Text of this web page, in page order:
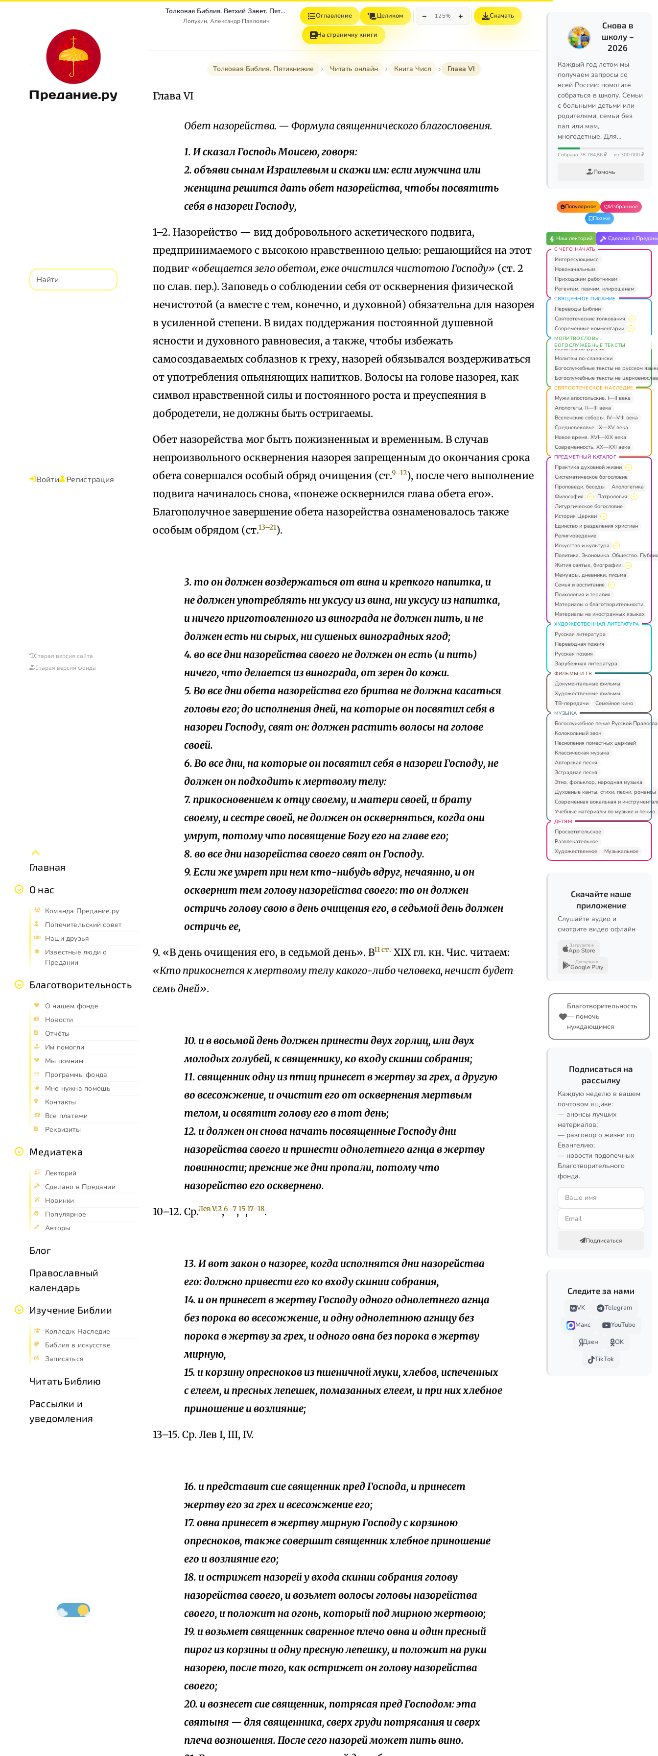
Предание.ру
Войти Регистрация
Старая версия сайта
Старая версия фонда
Главная
О нас
Команда Предание.ру
Попечительский совет
Наши друзья
Известные люди о
Предании
Благотворительность
О нашем фонде
Новости
Отчёты
Им помогли
Мы помним
Программы фонда
Мне нужна помощь
Контакты
Все платежи
Реквизиты
Медиатека
Лекторий
Сделано в Предании
Новинки
Популярное
Авторы
Блог
Православный
календарь
Изучение Библии
Колледж Наследие
Библия в искусстве
Записаться
Читать Библию
Рассылки и
уведомления
Толковая Библия. Ветхий Завет. Пятикнижие.
Лопухин, Александр Павлович
Оглавление Целиком − 125% + Скачать
На страничку книги
Толковая Библия. Пятикнижие Читать онлайн Книга Числ Глава VI
Глава VI
Обет назорейства. — Формула священнического благословения.
1. И сказал Господь Моисею, говоря:
2. объяви сынам Израилевым и скажи им: если мужчина или
женщина решится дать обет назорейства, чтобы посвятить
себя в назореи Господу,
1–2. Назорейство — вид добровольного аскетического подвига,
предпринимаемого с высокою нравственною целью: решающийся на этот
подвиг «обещается зело обетом, еже очистился чистотою Господу» (ст. 2
по слав. пер.). Заповедь о соблюдении себя от осквернения физической
нечистотой (а вместе с тем, конечно, и духовной) обязательна для назорея
в усиленной степени. В видах поддержания постоянной душевной
ясности и духовного равновесия, а также, чтобы избежать
самосоздаваемых соблазнов к греху, назорей обязывался воздерживаться
от употребления опьяняющих напитков. Волосы на голове назорея, как
символ нравственной силы и постоянного роста и преуспеяния в
добродетели, не должны быть остригаемы.
Обет назорейства мог быть пожизненным и временным. В случав
непроизвольного осквернения назорея запрещенным до окончания срока
обета совершался особый обряд очищения (ст.9–12), после чего выполнение
подвига начиналось снова, «понеже осквернился глава обета его».
Благополучное завершение обета назорейства ознаменовалось также
особым обрядом (ст.13–21).
3. то он должен воздержаться от вина и крепкого напитка, и
не должен употреблять ни уксусу из вина, ни уксусу из напитка,
и ничего приготовленного из винограда не должен пить, и не
должен есть ни сырых, ни сушеных виноградных ягод;
4. во все дни назорейства своего не должен он есть (и пить)
ничего, что делается из винограда, от зерен до кожи.
5. Во все дни обета назорейства его бритва не должна касаться
головы его; до исполнения дней, на которые он посвятил себя в
назореи Господу, свят он: должен растить волосы на голове
своей.
6. Во все дни, на которые он посвятил себя в назореи Господу, не
должен он подходить к мертвому телу:
7. прикосновением к отцу своему, и матери своей, и брату
своему, и сестре своей, не должен он оскверняться, когда они
умрут, потому что посвящение Богу его на главе его;
8. во все дни назорейства своего свят он Господу.
9. Если же умрет при нем кто-нибудь вдруг, нечаянно, и он
осквернит тем голову назорейства своего: то он должен
остричь голову свою в день очищения его, в седьмой день должен
остричь ее,
9. «В день очищения его, в седьмой день». В11 ст. ХIX гл. кн. Чис. читаем:
«Кто прикоснется к мертвому телу какого-либо человека, нечист будет
семь дней».
10. и в восьмой день должен принести двух горлиц, или двух
молодых голубей, к священнику, ко входу скинии собрания;
11. священник одну из птиц принесет в жертву за грех, а другую
во всесожжение, и очистит его от осквернения мертвым
телом, и освятит голову его в тот день;
12. и должен он снова начать посвященные Господу дни
назорейства своего и принести однолетнего агнца в жертву
повинности; прежние же дни пропали, потому что
назорейство его осквернено.
10–12. Ср.Лев V:2,6–7,15,17–18.
13. И вот закон о назорее, когда исполнятся дни назорейства
его: должно привести его ко входу скинии собрания,
14. и он принесет в жертву Господу одного однолетнего агнца
без порока во всесожжение, и одну однолетнюю агницу без
порока в жертву за грех, и одного овна без порока в жертву
мирную,
15. и корзину опресноков из пшеничной муки, хлебов, испеченных
с елеем, и пресных лепешек, помазанных елеем, и при них хлебное
приношение и возлияние;
13–15. Ср. Лев I, III, IV.
16. и представит сие священник пред Господа, и принесет
жертву его за грех и всесожжение его;
17. овна принесет в жертву мирную Господу с корзиною
опресноков, также совершит священник хлебное приношение
его и возлияние его;
18. и острижет назорей у входа скинии собрания голову
назорейства своего, и возьмет волосы головы назорейства
своего, и положит на огонь, который под мирною жертвою;
19. и возьмет священник сваренное плечо овна и один пресный
пирог из корзины и одну пресную лепешку, и положит на руки
назорею, после того, как острижет он голову назорейства
своего;
20. и вознесет сие священник, потрясая пред Господом: эта
святыня — для священника, сверх груди потрясания и сверх
плеча возношения. После сего назорей может пить вино.
Снова в
школу –
2026
Каждый год летом мы
получаем запросы со
всей России: помогите
собраться в школу. Семьи
с больными детьми или
родителями, семьи без
пап или мам,
многодетные. Для…
Собрано 78 784,86 ₽ из 300 000 ₽
Помочь
Популярное
Избранное
Позже
Наш лекторий Сделано в
С ЧЕГО НАЧАТЬ
Интересующимся
Новоначальным
Приходским работникам
Регентам, певчим, клирошанам
СВЯЩЕННОЕ ПИСАНИЕ
Переводы Библии
Святоотеческие толкования
Современные комментарии
МОЛИТВОСЛОВЫ.
БОГОСЛУЖЕБНЫЕ ТЕКСТЫ
Молитвы по-русски
Молитвы по-славянски
Богослужебные тексты на русском
Богослужебные тексты на
СВЯТООТЕЧЕСКОЕ НАСЛЕДИЕ
Мужи апостольские. I—II века
Апологеты. II—III века
Вселенские соборы. IV—VIII века
Средневековье. IX—XV века
Новое время. XVI—XIX века
Современность. XX—XXI века
ПРЕДМЕТНЫЙ КАТАЛОГ
Практика духовной жизни
Систематическое богословие
Проповеди, беседы
Апологетика
Философия
Патрология
Литургическое богословие
История Церкви
Единство и разделения христиан
Религиоведение
Искусство и культура
Политика. Экономика. Общество.
Жития святых, биографии
Мемуары, дневники, письма
Семья и воспитание
Психология и терапия
Материалы о благотворительности
Материалы на иностранных языках
ХУДОЖЕСТВЕННАЯ ЛИТЕРАТУРА
Русская литература
Переводная поэзия
Русская поэзия
Зарубежная литература
ФИЛЬМЫ И ТВ
Документальные фильмы
Художественные фильмы
ТВ-передачи
Семейное кино
МУЗЫКА
Богослужебное пение Русской
Колокольный звон
Песнопения поместных церквей
Классическая музыка
Авторская песня
Эстрадная песня
Этно, фольклор, народная музыка
Духовные канты, стихи, песни, романсы
Современная вокальная и
Учебные материалы по музыке и пению
ДЕТЯМ
Просветительское
Развлекательное
Художественное
Музыкальное
Скачайте наше
приложение
Слушайте аудио и
смотрите видео офлайн
Загрузите в
App Store
Доступно в
Google Play
Благотворительность
— помочь
нуждающимся
Подписаться на
рассылку
Каждую неделю в вашем
почтовом ящике:
— анонсы лучших
материалов;
— разговор о жизни по
Евангелию;
— новости подопечных
Благотворительного
фонда.
Подписаться
Следите за нами
VK
Telegram
Макс
YouTube
Дзен
OK
TikTok